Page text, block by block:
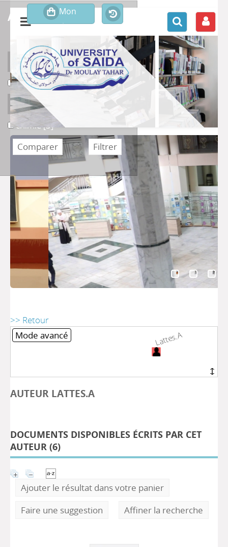
>> Retour
Lattes.A
Lattes.A
Mode avancé
AUTEUR LATTES.A
DOCUMENTS DISPONIBLES ÉCRITS PAR CET
AUTEUR (6)
Ajouter le résultat dans votre panier
Faire une suggestion
Affiner la recherche
affiner ou comparer
Support
Livre
Livre[3]
Section
chimie
chimie [3]